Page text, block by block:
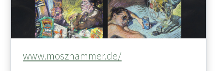
www.moszhammer.de/